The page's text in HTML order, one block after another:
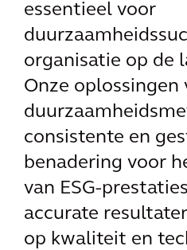
essentieel voor
organisatie op de
Onze oplossingen
consistente en
benadering voor
van ESG-
accurate
op kwaliteit en